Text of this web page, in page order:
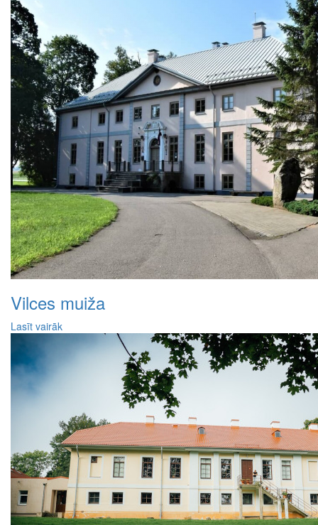
Vilces muiža
Lasīt vairāk